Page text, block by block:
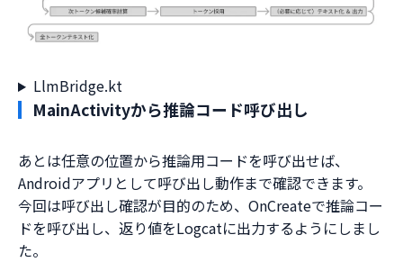
LlmBridge.kt
MainActivityから推論コード呼び出し
あとは任意の位置から推論用コードを呼び出せば、
Androidアプリとして呼び出し動作まで確認できます。
今回は呼び出し確認が目的のため、OnCreateで推論コー
ドを呼び出し、返り値をLogcatに出力するようにしまし
た。